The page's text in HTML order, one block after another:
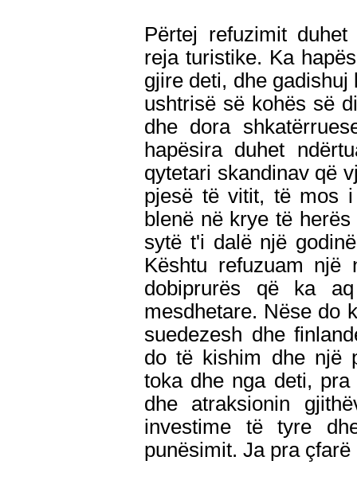
Përtej refuzimit
reja turistike. Ka
gjire deti, dhe
ushtrisë së kohës së
dhe dora
hapësira duhet
qytetari skandinav që
pjesë të vitit, të mos
blenë në krye të
sytë t'i dalë një
Kështu refuzuam
dobiprurës që ka
mesdhetare. Nëse do
suedezesh dhe
do të kishim dhe një
toka dhe nga deti,
dhe atraksionin
investime të tyre
punësimit. Ja pra